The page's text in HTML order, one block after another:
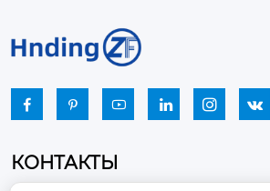
     
КОНТАКТЫ